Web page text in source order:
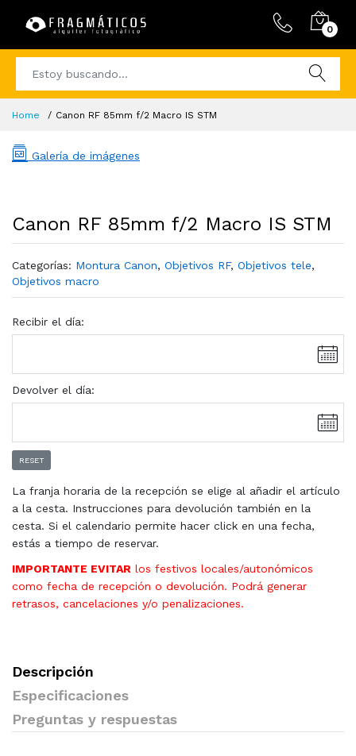
0
Home Canon RF 85mm f/2 Macro IS STM
Galería de imágenes
Canon RF 85mm f/2 Macro IS STM
Categorías: Montura Canon, Objetivos RF, Objetivos tele,
Objetivos macro
Recibir el día:
Devolver el día:
RESET
La franja horaria de la recepción se elige al añadir el artículo
a la cesta. Instrucciones para devolución también en la
cesta. Si el calendario permite hacer click en una fecha,
estás a tiempo de reservar.
IMPORTANTE EVITAR los festivos locales/autonómicos
como fecha de recepción o devolución. Podrá generar
retrasos, cancelaciones y/o penalizaciones.
Descripción
Especificaciones
Preguntas y respuestas